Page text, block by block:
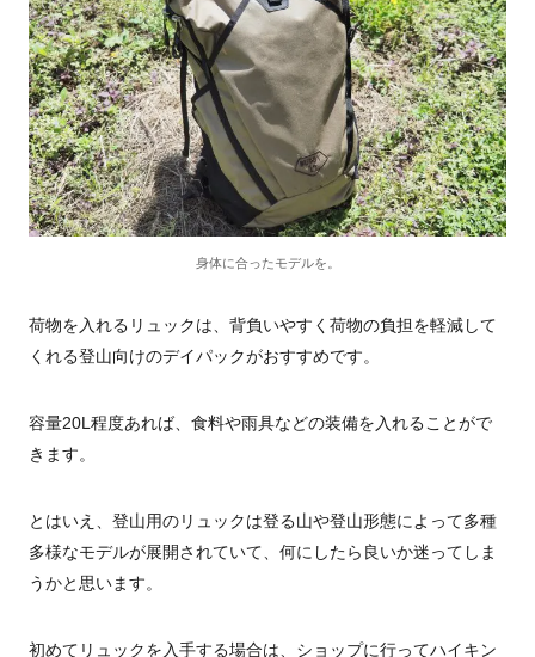
身体に合ったモデルを。
荷物を入れるリュックは、背負いやすく荷物の負担を軽減して
くれる登山向けのデイパックがおすすめです。
容量20L程度あれば、食料や雨具などの装備を入れることがで
きます。
とはいえ、登山用のリュックは登る山や登山形態によって多種
多様なモデルが展開されていて、何にしたら良いか迷ってしま
うかと思います。
初めてリュックを入手する場合は、ショップに行ってハイキン